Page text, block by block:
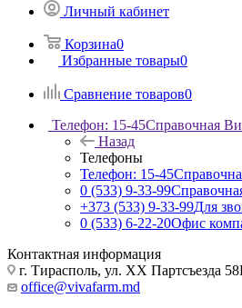
Личный кабинет
Корзина0
Избранные товары0
Сравнение товаров0
Телефон: 15-45Справочная
Назад
Телефоны
Телефон: 15-45
0 (533) 9-33-99
+373 (533) 9-33-99Для
0 (533) 6-22-20Офис
Контактная информация
г. Тирасполь, ул. ХХ Партсъезда
office@vivafarm.md